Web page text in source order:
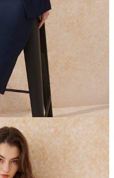
者引起之損失，本公司不負相關責
依據個別帳號之用戶狀況，依本公司即
度不足之情形，本公司將視審查結果
資訊註冊。若發現惡意使用之情形，
戶之使用額度並採取法律行動。